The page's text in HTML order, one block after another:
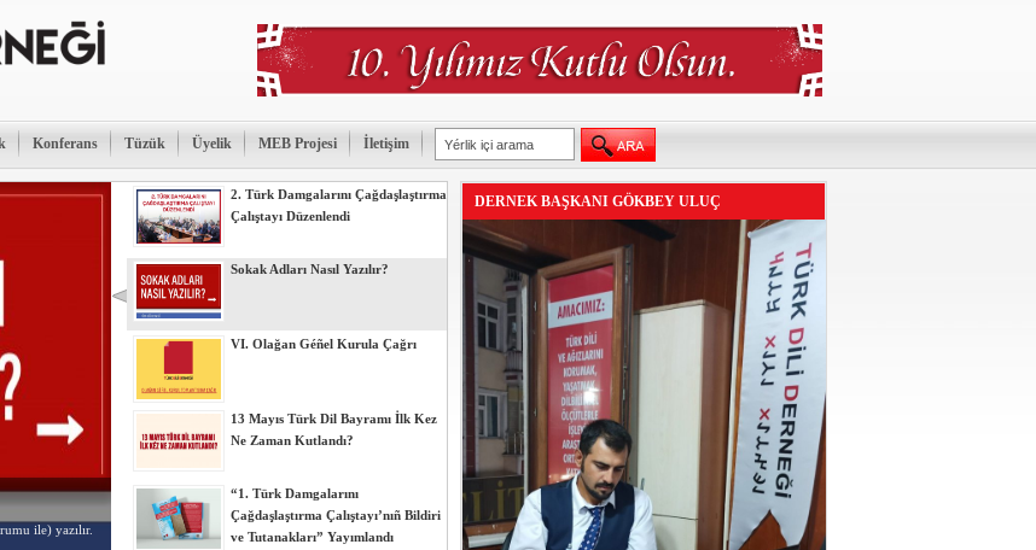
Konferans Tüzük Üyelik MEB Projesi İletişim
2. Türk Damgalarını Çağdaşlaştırma
Çalıştayı Düzenlendi
Sokak Adları Nasıl Yazılır?
VI. Olağan Géñel Kurula Çağrı
13 Mayıs Türk Dil Bayramı İlk Kez
Ne Zaman Kutlandı?
“1. Türk Damgalarını
Çağdaşlaştırma Çalıştayı’nıñ Bildiri
ve Tutanakları” Yayımlandı
ile) yazılır.
DERNEK BAŞKANI GÖKBEY ULUÇ